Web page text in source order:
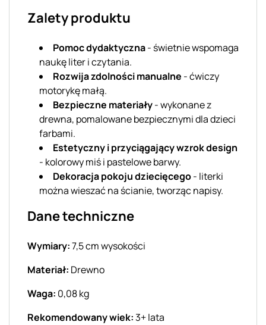
Zalety produktu
Pomoc dydaktyczna- świetnie wspomaga
naukę liter i czytania.
Rozwija zdolności manualne - ćwiczy
motorykę małą.
Bezpieczne materiały- wykonane z
drewna, pomalowane bezpiecznymi dla dzieci
farbami.
Estetyczny i przyciągający wzrok design
- kolorowy miś i pastelowe barwy.
Dekoracja pokoju dziecięcego- literki
można wieszać na ścianie, tworząc napisy.
Dane techniczne
Wymiary:7,5 cm wysokości
Materiał: Drewno
Waga: 0,08 kg
Rekomendowany wiek:3+ lata